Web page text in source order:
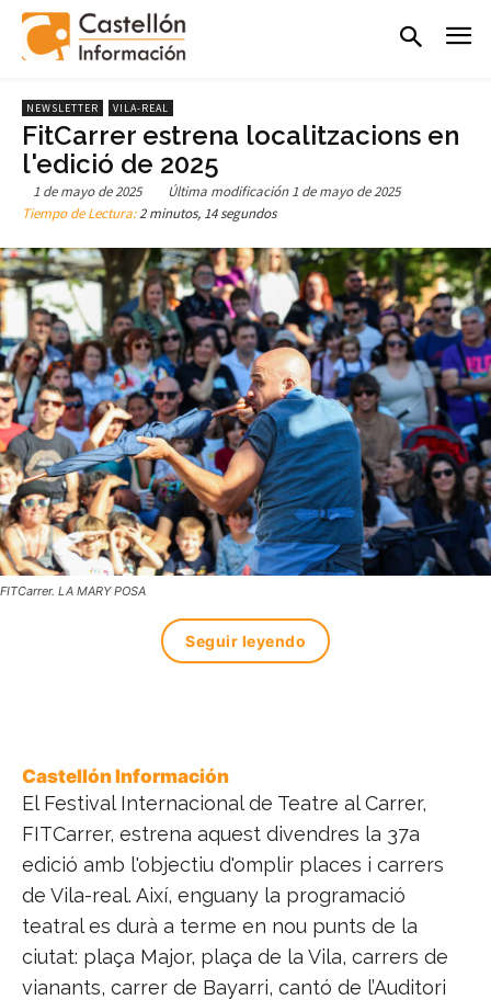
NEWSLETTER VILA-REAL
FitCarrer estrena localitzacions en
l'edició de 2025
1 de mayo de 2025 Última modificación 1 de mayo de 2025
Tiempo de Lectura:2 minutos, 14 segundos
FITCarrer. LA MARY POSA
Seguir leyendo
Castellón Información
El Festival Internacional de Teatre al Carrer,
FITCarrer, estrena aquest divendres la 37a
edició amb l'objectiu d'omplir places i carrers
de Vila-real. Així, enguany la programació
teatral es durà a terme en nou punts de la
ciutat: plaça Major, plaça de la Vila, carrers de
vianants, carrer de Bayarri, cantó de l’Auditori